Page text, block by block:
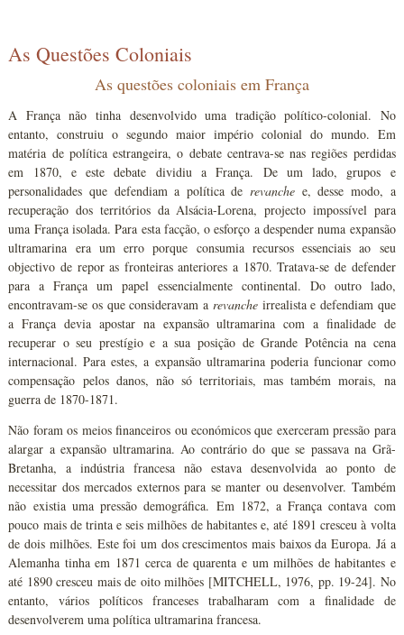
As Questões Coloniais
As questões coloniais em França
A França não tinha desenvolvido uma tradição político-colonial. No
entanto, construiu o segundo maior império colonial do mundo. Em
matéria de política estrangeira, o debate centrava-se nas regiões perdidas
em 1870, e este debate dividiu a França. De um lado, grupos e
personalidades que defendiam a política de revanche e, desse modo, a
recuperação dos territórios da Alsácia-Lorena, projecto impossível para
uma França isolada. Para esta facção, o esforço a despender numa expansão
ultramarina era um erro porque consumia recursos essenciais ao seu
objectivo de repor as fronteiras anteriores a 1870. Tratava-se de defender
para a França um papel essencialmente continental. Do outro lado,
encontravam-se os que consideravam a revancheirrealista e defendiam que
a França devia apostar na expansão ultramarina com a finalidade de
recuperar o seu prestígio e a sua posição de Grande Potência na cena
internacional. Para estes, a expansão ultramarina poderia funcionar como
compensação pelos danos, não só territoriais, mas também morais, na
guerra de 1870-1871.
Não foram os meios financeiros ou económicos que exerceram pressão para
alargar a expansão ultramarina. Ao contrário do que se passava na Grã-
Bretanha, a indústria francesa não estava desenvolvida ao ponto de
necessitar dos mercados externos para se manter ou desenvolver. Também
não existia uma pressão demográfica. Em 1872, a França contava com
pouco mais de trinta e seis milhões de habitantes e, até 1891 cresceu à volta
de dois milhões. Este foi um dos crescimentos mais baixos da Europa. Já a
Alemanha tinha em 1871 cerca de quarenta e um milhões de habitantes e
até 1890 cresceu mais de oito milhões [MITCHELL, 1976, pp. 19-24]. No
entanto, vários políticos franceses trabalharam com a finalidade de
desenvolverem uma política ultramarina francesa.